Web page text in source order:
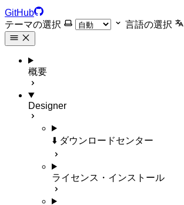
GitHub
テーマの選択
言語の選択
概要
Designer
⬇️ ダウンロードセンター
ライセンス・インストール